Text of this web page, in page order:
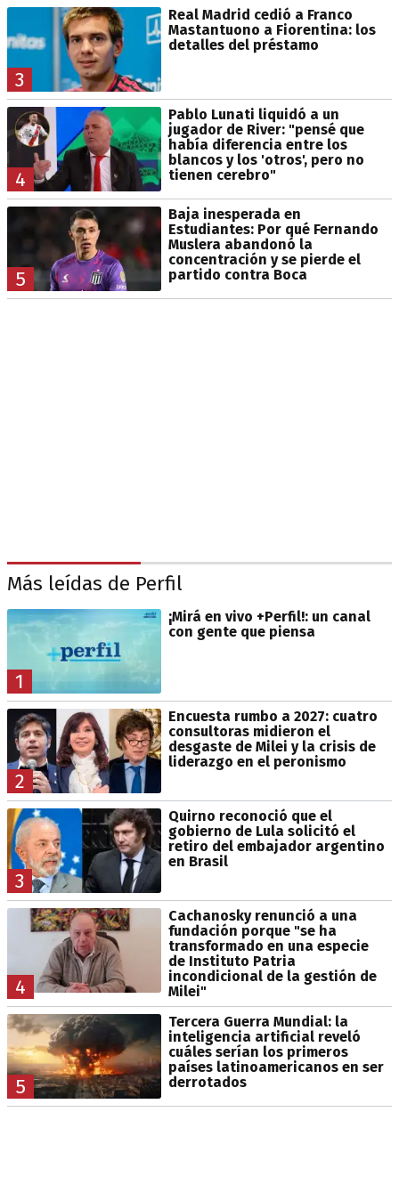
3
Real Madrid cedió a Franco
Mastantuono a Fiorentina: los
detalles del préstamo
4
Pablo Lunati liquidó a un
jugador de River: "pensé que
había diferencia entre los
blancos y los 'otros', pero no
tienen cerebro"
5
Baja inesperada en
Estudiantes: Por qué Fernando
Muslera abandonó la
concentración y se pierde el
partido contra Boca
Más leídas de Perfil
1
¡Mirá en vivo +Perfil!: un canal
con gente que piensa
2
Encuesta rumbo a 2027: cuatro
consultoras midieron el
desgaste de Milei y la crisis de
liderazgo en el peronismo
3
Quirno reconoció que el
gobierno de Lula solicitó el
retiro del embajador argentino
en Brasil
4
Cachanosky renunció a una
fundación porque "se ha
transformado en una especie
de Instituto Patria
incondicional de la gestión de
Milei"
5
Tercera Guerra Mundial: la
inteligencia artificial reveló
cuáles serían los primeros
países latinoamericanos en ser
derrotados